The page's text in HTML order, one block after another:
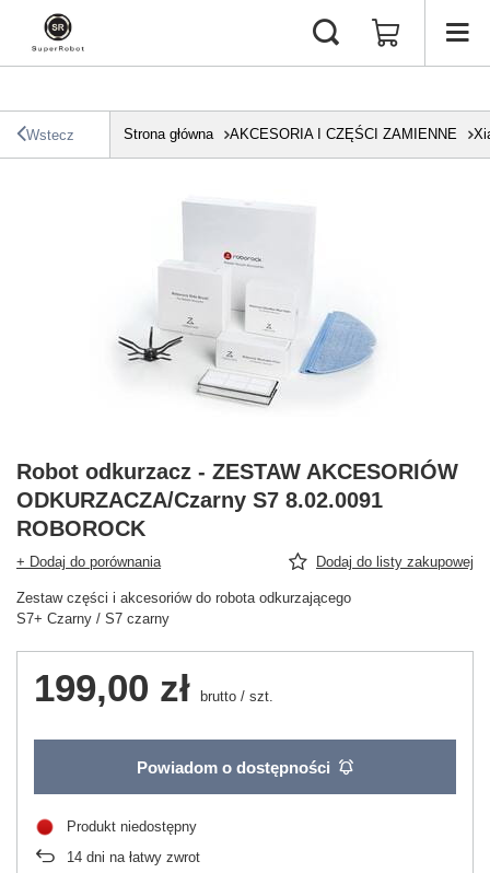
Wstecz Strona główna AKCESORIA I CZĘŚCI ZAMIENNE
Robot odkurzacz - ZESTAW AKCESORIÓW
ODKURZACZA/Czarny S7 8.02.0091
ROBOROCK
+ Dodaj do porównania Dodaj do listy zakupowej
Zestaw części i akcesoriów do robota odkurzającego
S7+ Czarny / S7 czarny
199,00 zł brutto / szt.
Powiadom o dostępności
Produkt niedostępny
14 dni na łatwy zwrot